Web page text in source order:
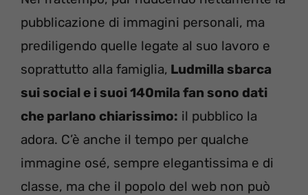
pubblicazione di immagini personali, ma
prediligendo quelle legate al suo lavoro e
soprattutto alla famiglia, Ludmilla sbarca
sui social e i suoi 140mila fan sono dati
che parlano chiarissimo: il pubblico la
adora. C’è anche il tempo per qualche
immagine osé, sempre elegantissima e di
classe, ma che il popolo del web non può